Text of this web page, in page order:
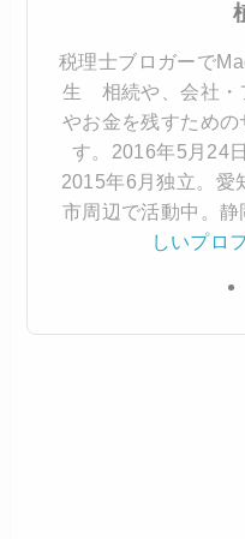
税理士ブロガーで
生 相続や、会社・
やお金を残すための
す。2016年5月24
2015年6月独立。愛
市周辺で活動中。
しいプロ